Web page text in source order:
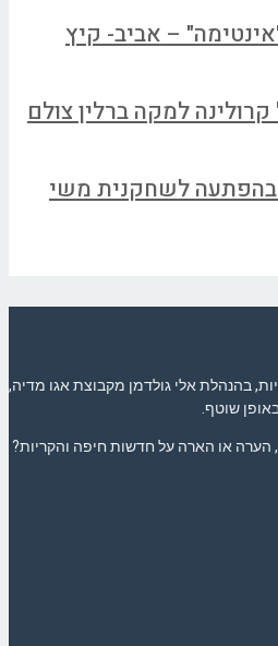
– אביב- קיץ
קיץ 2026 של קרולינה למקה ברלין צולם
בהפתעה לשחקנית משי
בהנהלת אלי גולדמן מקבוצת אגו מדיה,
שוטף.
הערה או הארה על חדשות חיפה והקריות?